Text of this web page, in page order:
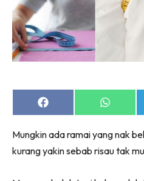
Dapatkan cerita,
Share
on
Share
on
Mungkin ada ramai yang nak
kurang yakin sebab risau tak